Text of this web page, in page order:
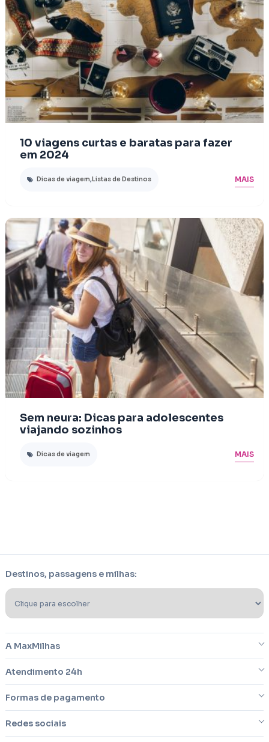
10 viagens curtas e baratas para fazer
em 2024
Dicas de viagem, Listas de Destinos MAIS
Sem neura: Dicas para adolescentes
viajando sozinhos
Dicas de viagem MAIS
Destinos, passagens e milhas:
A MaxMilhas
Imprensa
Atendimento 24h
Formas de pagamento
Redes sociais